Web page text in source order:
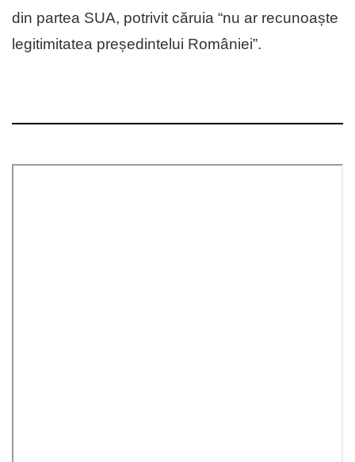
din partea SUA, potrivit căruia “nu ar recunoaște
legitimitatea președintelui României”.